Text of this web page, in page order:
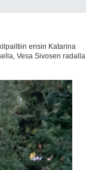
ensin Katarina
Vesa Sivosen radalla